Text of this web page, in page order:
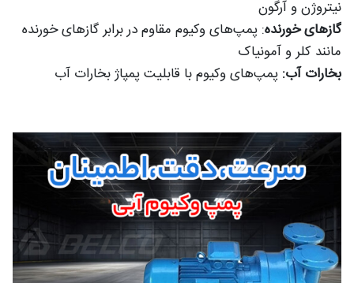
نیتروژن و آرگون
گازهای خورنده: پمپ‌های وکیوم مقاوم در برابر گازهای خورنده
مانند کلر و آمونیاک
بخارات آب: پمپ‌های وکیوم با قابلیت پمپاژ بخارات آب